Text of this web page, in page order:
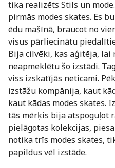
tika realizēts Stils un
pirmās modes skates. Es
ēdu mašīnā, braucot no
visus pārliecinātu
Bija cilvēki, kas aģitēja, lai
neapmeklētu šo izstādi.
viss izskatījās neticami.
izstāžu kompānija, kaut
kaut kādas modes skates.
tās mērķis bija atspoguļot
pielāgotas kolekcijas,
notika trīs modes skates,
papildus vēl izstāde.